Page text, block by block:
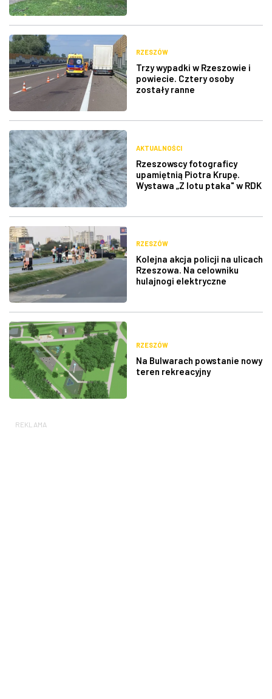
RZESZÓW
Trzy wypadki w Rzeszowie i
powiecie. Cztery osoby
zostały ranne
AKTUALNOŚCI
Rzeszowscy fotograficy
upamiętnią Piotra Krupę.
Wystawa „Z lotu ptaka" w RDK
RZESZÓW
Kolejna akcja policji na ulicach
Rzeszowa. Na celowniku
hulajnogi elektryczne
RZESZÓW
Na Bulwarach powstanie nowy
teren rekreacyjny
REKLAMA